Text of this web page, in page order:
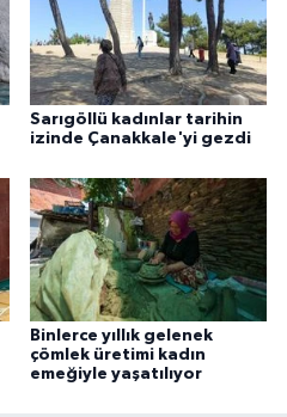
Sarıgöllü kadınlar tarihin
izinde Çanakkale'yi gezdi
Binlerce yıllık gelenek
çömlek üretimi kadın
emeğiyle yaşatılıyor